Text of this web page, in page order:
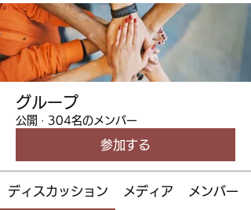
グループ
公開 · 304名のメンバー
参加する
ディスカッション メディア メンバー